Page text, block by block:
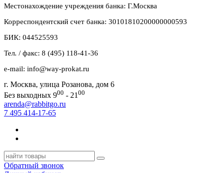
Местонахождение учреждения банка: Г.Москва
Корреспондентский счет банка: 30101810200000000593
БИК: 044525593
Тел. / факс: 8 (495) 118-41-36
e-mail: info@way-prokat.ru
г. Москва, улица Розанова, дом 6
Без выходных 900 - 2100
arenda@rabbitgo.ru
7 495 414-17-65
Обратный звонок